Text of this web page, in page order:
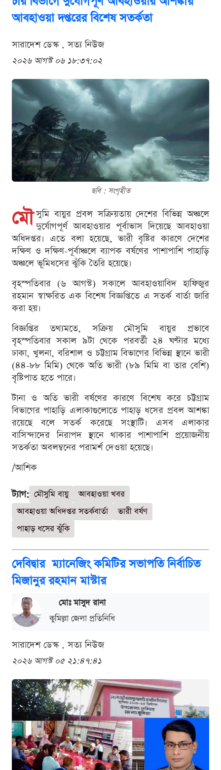
আবহাওয়া দপ্তরের বিশেষ সতর্কতা
সারাদেশ ডেস্ক . সত্য নিউজ
২০২৬ আগস্ট ০৬ ১৮:৩৭:০২
ছবি : সংগৃহীত
মৌ সুমি বায়ুর প্রবল সক্রিয়তায় দেশের বিভিন্ন অঞ্চলে
দুর্যোগপূর্ণ আবহাওয়ার পূর্বাভাস দিয়েছে আবহাওয়া
অধিদপ্তর। এতে বলা হয়েছে, ভারী বৃষ্টির কারণে দেশের
দক্ষিণ ও দক্ষিণ-পূর্বাঞ্চলে ব্যাপক বর্ষণের পাশাপাশি পাহাড়ি
অঞ্চলে ভূমিধসের ঝুঁকি তৈরি হয়েছে।
বৃহস্পতিবার (৬ আগস্ট) সকালে আবহাওয়াবিদ হাফিজুর
রহমান স্বাক্ষরিত এক বিশেষ বিজ্ঞপ্তিতে এ সতর্ক বার্তা জারি
করা হয়।
বিজ্ঞপ্তির তথ্যমতে, সক্রিয় মৌসুমি বায়ুর প্রভাবে
বৃহস্পতিবার সকাল ৯টা থেকে পরবর্তী ২৪ ঘণ্টার মধ্যে
ঢাকা, খুলনা, বরিশাল ও চট্টগ্রাম বিভাগের বিভিন্ন স্থানে ভারী
(৪৪-৮৮ মিমি) থেকে অতি ভারী (৮৯ মিমি বা তার বেশি)
বৃষ্টিপাত হতে পারে।
টানা ও অতি ভারী বর্ষণের কারণে বিশেষ করে চট্টগ্রাম
বিভাগের পাহাড়ি এলাকাগুলোতে পাহাড় ধসের প্রবল আশঙ্কা
রয়েছে বলে সতর্ক করেছে সংস্থাটি। এসব এলাকার
বাসিন্দাদের নিরাপদ স্থানে থাকার পাশাপাশি প্রয়োজনীয়
সতর্কতা অবলম্বনের পরামর্শ দেওয়া হয়েছে।
/আশিক
ট্যাগ: মৌসুমি বায়ু
আবহাওয়া খবর
আবহাওয়া অধিদপ্তর সতর্কবার্তা
ভারী বর্ষণ
পাহাড় ধসের ঝুঁকি
দেবিদ্বার ম্যানেজিং কমিটির সভাপতি নির্বাচিত
মিজানুর রহমান মাস্টার
মোঃ মাসুদ রানা
কুমিল্লা জেলা প্রতিনিধি
সারাদেশ ডেস্ক . সত্য নিউজ
২০২৬ আগস্ট ০৫ ২১:৪৭:৪১